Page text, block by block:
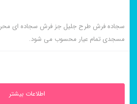
سجاده فرش طرح جلیل جز فرش سجاده ای
مسجدی تمام عیار محسوب می شود.
اطلاعات بیشتر